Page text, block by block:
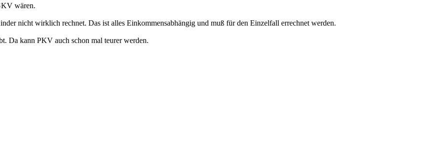
wären.
nicht wirklich rechnet. Das ist alles Einkommensabhängig und muß für den Einzelfall errechnet werden.
Da kann PKV auch schon mal teurer werden.